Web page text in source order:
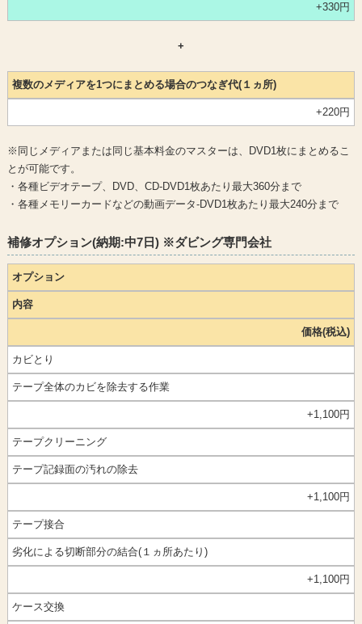
+330円
+
複数のメディアを1つにまとめる場合のつなぎ代(１ヵ所)
+220円
※同じメディアまたは同じ基本料金のマスターは、DVD1枚にまとめるこ
とが可能です。
・各種ビデオテープ、DVD、CD-DVD1枚あたり最大360分まで
・各種メモリーカードなどの動画データ-DVD1枚あたり最大240分まで
補修オプション(納期:中7日) ※ダビング専門会社
オプション
内容
価格(税込)
カビとり
テープ全体のカビを除去する作業
+1,100円
テープクリーニング
テープ記録面の汚れの除去
+1,100円
テープ接合
劣化による切断部分の結合(１ヵ所あたり)
+1,100円
ケース交換